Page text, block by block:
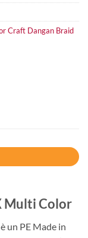
Craft Dangan Braid
Multi Color
un PE Made in